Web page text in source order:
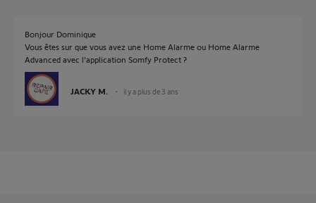
Bonjour Dominique
Vous êtes sur que vous avez une Home Alarme ou Home Alarme
Advanced avec l'application Somfy Protect ?
JACKY M. il y a plus de 3 ans